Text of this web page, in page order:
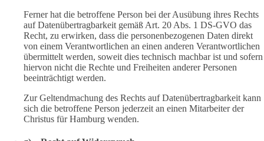
Ferner hat die betroffene Person bei der Ausübung ihres Rechts
auf Datenübertragbarkeit gemäß Art. 20 Abs. 1 DS-GVO das
Recht, zu erwirken, dass die personenbezogenen Daten direkt
von einem Verantwortlichen an einen anderen Verantwortlichen
übermittelt werden, soweit dies technisch machbar ist und sofern
hiervon nicht die Rechte und Freiheiten anderer Personen
beeinträchtigt werden.
Zur Geltendmachung des Rechts auf Datenübertragbarkeit kann
sich die betroffene Person jederzeit an einen Mitarbeiter der
Christus für Hamburg wenden.